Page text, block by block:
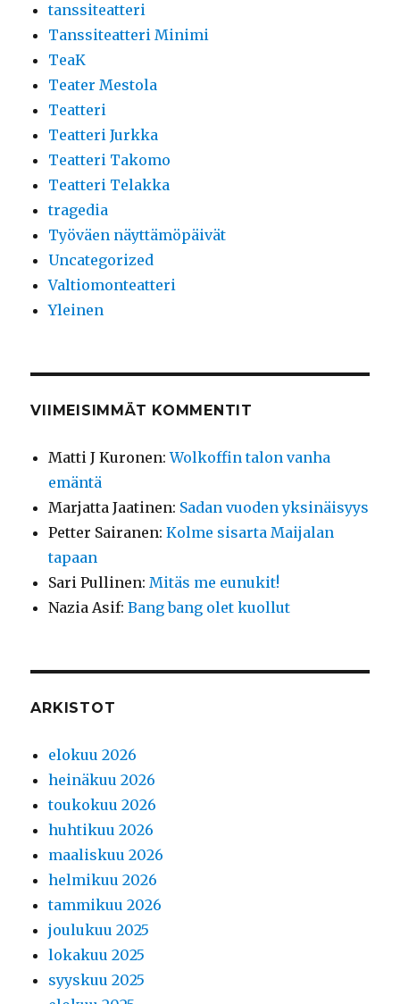
tanssiteatteri
Tanssiteatteri Minimi
TeaK
Teater Mestola
Teatteri
Teatteri Jurkka
Teatteri Takomo
Teatteri Telakka
tragedia
Työväen näyttämöpäivät
Uncategorized
Valtiomonteatteri
Yleinen
VIIMEISIMMÄT KOMMENTIT
Matti J Kuronen:Wolkoffin talon vanha
emäntä
Marjatta Jaatinen: Sadan vuoden yksinäisyys
Petter Sairanen:Kolme sisarta Maijalan
tapaan
Sari Pullinen:Mitäs me eunukit!
Nazia Asif:Bang bang olet kuollut
ARKISTOT
elokuu 2026
heinäkuu 2026
toukokuu 2026
huhtikuu 2026
maaliskuu 2026
helmikuu 2026
tammikuu 2026
joulukuu 2025
lokakuu 2025
syyskuu 2025